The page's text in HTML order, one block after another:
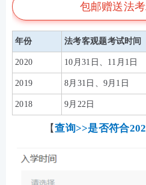
包邮赠送法
年份 法考客观题考试时间
2020 10月31日、11月1日
2019 8月31日、9月1日
2018 9月22日
【查询>>是否符合